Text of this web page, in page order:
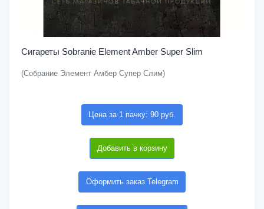
Сигареты Sobranie Element Amber Super Slim
(Собрание Элемент Амбер Супер Слим)
Цена за 1 пачку: 90 руб.
Добавить в корзину
Оформить заказ Telegram